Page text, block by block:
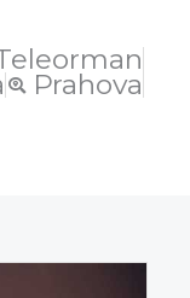
Prahova